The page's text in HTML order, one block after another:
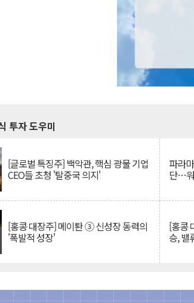
투자 도우미
[글로벌 특징주] 백악관, 핵심 광물 기업
CEO들 초청 '탈중국 의지'
파라
단…
[홍콩 대장주] 메이퇀 ③ 신성장 동력의
'폭발적 성장'
[홍콩
승, 밸